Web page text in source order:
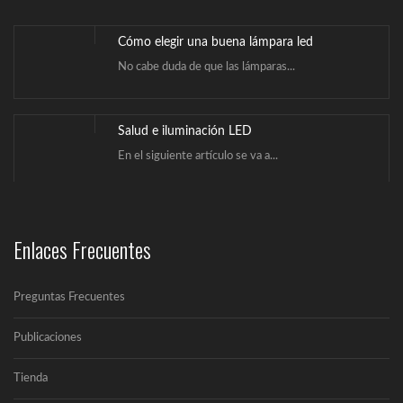
Cómo elegir una buena lámpara led
No cabe duda de que las lámparas...
Salud e iluminación LED
En el siguiente artículo se va a...
Un LED (Lighting Emitting Diode) es un...
Enlaces Frecuentes
Preguntas Frecuentes
Publicaciones
Tienda